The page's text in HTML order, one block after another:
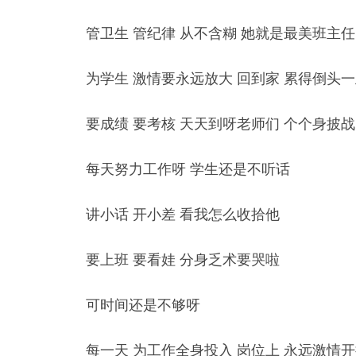
管卫生 管纪律 从不含糊 她就是最美班主
为学生 激情要永远放大 回到家 累得倒头
要成绩 要考核 天天到呀老师们 个个身披战
每天努力工作呀 学生还是不听话
讲小话 开小差 看我怎么收拾他
要上班 要看娃 分身乏术要哭啦
可时间还是不够呀
每一天 为工作全身投入 岗位上 永远激情